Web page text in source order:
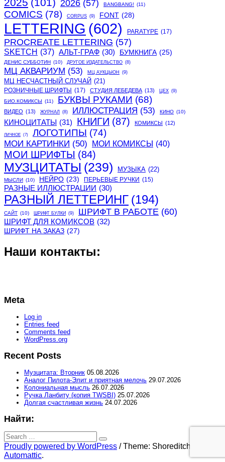
2026 (57) BANGBANG! (11)
COMICS (78) CORPUS (9) FONT (28)
LETTERING (602) PARATYPE (17)
PROCREATE LETTERING (57)
SKETCH (37) АЛЬТ-ГРАФ (30) БУМКНИГА (25)
ДЕНИС СУББОТИН (10) ДРУГОЕ ИЗДАТЕЛЬСТВО (8)
МЦ АКВАРИУМ (53) МЦ АУКЦЫОН (9)
МЦ НЕСЧАСТНЫЙ СЛУЧАЙ (21)
РОЗНИЧНЫЕ ШРИФТЫ (17) СТУДИЯ ЛЕБЕДЕВА (13) ЦЕХ (9)
БИО.КОМИКСЫ (11) БУКВЫ РУКАМИ (68)
ВИДЕО (13) ЖУРНАЛ (8) ИЛЛЮСТРАЦИЯ (53) КИНО (10)
КИНОЦИТАТЫ (31) КНИГИ (87) КОМИКСЫ (12)
ЛИЧНОЕ (7) ЛОГОТИПЫ (74)
МОИ КАРТИНКИ (50) МОИ КОМИКСЫ (40)
МОИ ШРИФТЫ (84)
МУЗЦИТАТЫ (239) МУЗЫКА (22)
МЫСЛИ (10) НЕЙРО (23) ПЕРЬЕВЫЕ РУЧКИ (15)
РАЗНЫЕ ИЛЛЮСТРАЦИИ (30)
РАЗНЫЙ ЛЕТТЕРИНГ (194)
САЙТ (10) ШРИФТ БУЛКИ (9) ШРИФТ В РАБОТЕ (60)
ШРИФТ ДЛЯ КОМИКСОВ (32)
ШРИФТ НА ЗАКАЗ (27)
Наши контакты:
Meta
Log in
Entries feed
Comments feed
WordPress.org
Recent Posts
Музцитата: Вторник 05.08.2026
Аналог Пилота-Элит и приятная мелочь 29.07.2026
Колониальная мысль 26.07.2026
Ручка Ланбиту (копия TWSBI) 25.07.2026
Долгая счастливая жизнь 24.07.2026
Найти:
Search
for:
Search
Proudly powered by WordPress / Theme: Shoreditch by
Automattic.